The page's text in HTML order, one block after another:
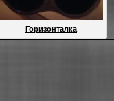
Горизонталка